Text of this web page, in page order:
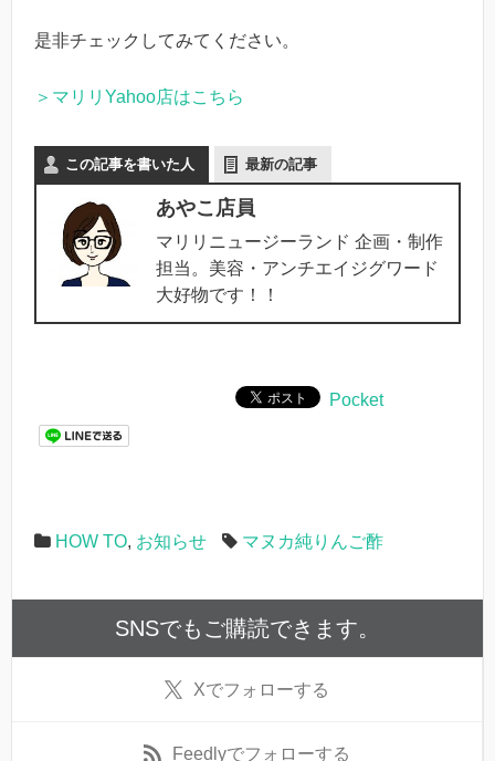
是非チェックしてみてください。
＞マリリYahoo店はこちら
この記事を書いた人 最新の記事
あやこ店員
マリリニュージーランド 企画・制作
担当。美容・アンチエイジグワード
大好物です！！
Pocket
HOW TO, お知らせ マヌカ純りんご酢
SNSでもご購読できます。
Xでフォローする
Feedlyでフォローする